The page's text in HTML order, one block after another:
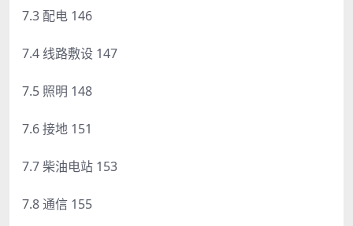
7.3 配电 146
7.4 线路敷设 147
7.5 照明 148
7.6 接地 151
7.7 柴油电站 153
7.8 通信 155